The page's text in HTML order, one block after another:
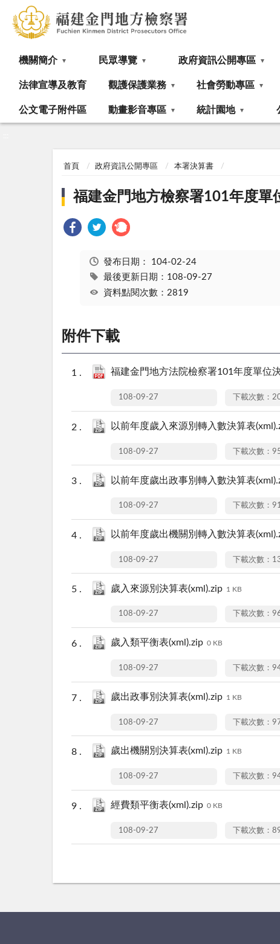
機關簡介 民眾導覽 政府資訊公開專區
法律宣導及教育 觀護保護業務 社會勞動專區
公文電子附件區 動畫影音專區 統計園地
首頁 政府資訊公開專區 本署決算書
福建金門地方檢察署101年度單
發布日期： 104-02-24
最後更新日期：108-09-27
資料點閱次數：2819
附件下載
福建金門地方法院檢察署101年度單位
108-09-27 下載次數：
以前年度歲入來源別轉入數決算表
108-09-27 下載次數：
以前年度歲出政事別轉入數決算表
108-09-27 下載次數：
以前年度歲出機關別轉入數決算表
108-09-27 下載次數：
歲入來源別決算表(xml).zip 1 KB
108-09-27 下載次數：
歲入類平衡表(xml).zip 0 KB
108-09-27 下載次數：
歲出政事別決算表(xml).zip 1 KB
108-09-27 下載次數：
歲出機關別決算表(xml).zip 1 KB
108-09-27 下載次數：
經費類平衡表(xml).zip 0 KB
108-09-27 下載次數：